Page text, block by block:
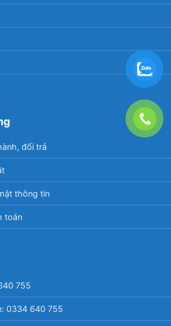
tủ lạnh Samsung Inverter
SV đang kinh doanh tại
từ ngày 1-11-2018 sẽ có 1
ngăn lạnh
hỗ trợ giữ nhiệt khi mất điện
sẽ hỗ trợ cho bạn cực kỳ tốt
đổi trả
thông tin
toán
755
0334 640 755